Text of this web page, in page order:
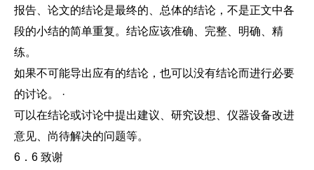
报告、论文的结论是最终的、总体的结论，不是正文中各
段的小结的简单重复。结论应该准确、完整、明确、精
练。
如果不可能导出应有的结论，也可以没有结论而进行必要
的讨论。 ·
可以在结论或讨论中提出建议、研究设想、仪器设备改进
意见、尚待解决的问题等。
6．6 致谢